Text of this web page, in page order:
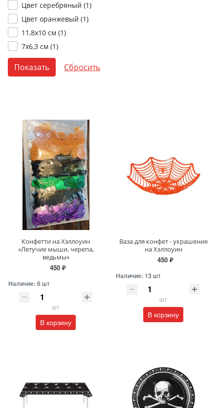
Цвет серебряный (1)
Цвет оранжевый (1)
11,8х10 см (1)
7х6,3 см (1)
Конфетти на Хэллоуин
«Летучие мыши, черепа,
ведьмы»
450 ₽
Наличие: 6 шт
шт
В корзину
Ваза для конфет - украшение
на Хэллоуин
450 ₽
Наличие: 13 шт
шт
В корзину